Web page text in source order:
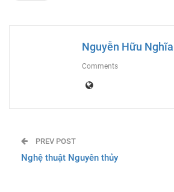
Nguyễn Hữu Nghĩa
Comments
PREV POST
Nghệ thuật Nguyên thủy